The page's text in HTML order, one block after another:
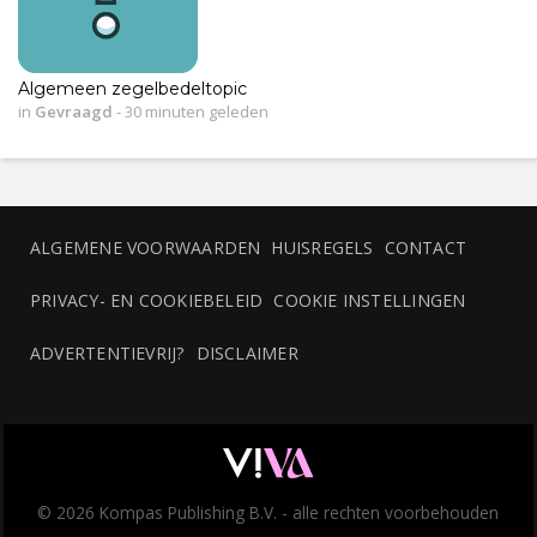
Algemeen zegelbedeltopic
in Gevraagd - 30 minuten geleden
ALGEMENE VOORWAARDEN HUISREGELS CONTACT
PRIVACY- EN COOKIEBELEID COOKIE INSTELLINGEN
ADVERTENTIEVRIJ? DISCLAIMER
© 2026 Kompas Publishing B.V. - alle rechten voorbehouden